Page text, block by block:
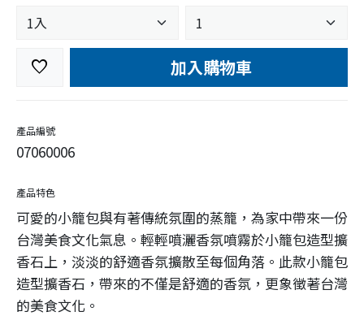
favorite 加入購物車
產品編號
07060006
產品特色
可愛的小籠包與有著傳統氛圍的蒸籠，為家中帶來一份
台灣美食文化氣息。輕輕噴灑香氛噴霧於小籠包造型擴
香石上，淡淡的舒適香氛擴散至每個角落。此款小籠包
造型擴香石，帶來的不僅是舒適的香氛，更象徵著台灣
的美食文化。